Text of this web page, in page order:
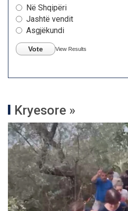
Në Shqipëri
Jashtë vendit
Asgjëkundi
Vote View Results
Kryesore »